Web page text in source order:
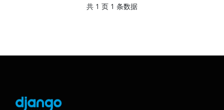
共 1 页 1 条数据